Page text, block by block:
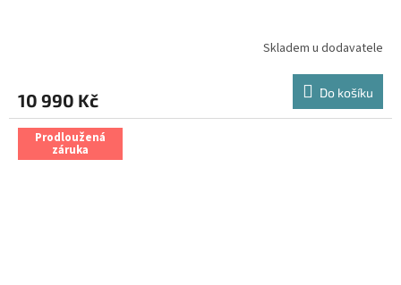
R
M
A
Skladem u dodavatele
10 990 Kč Do košíku
Prodloužená
záruka